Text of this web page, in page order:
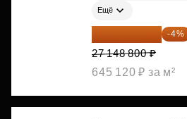
Ещё
26 062 848 ₽ -4%
27 148 800 ₽
645 120 ₽ за м²